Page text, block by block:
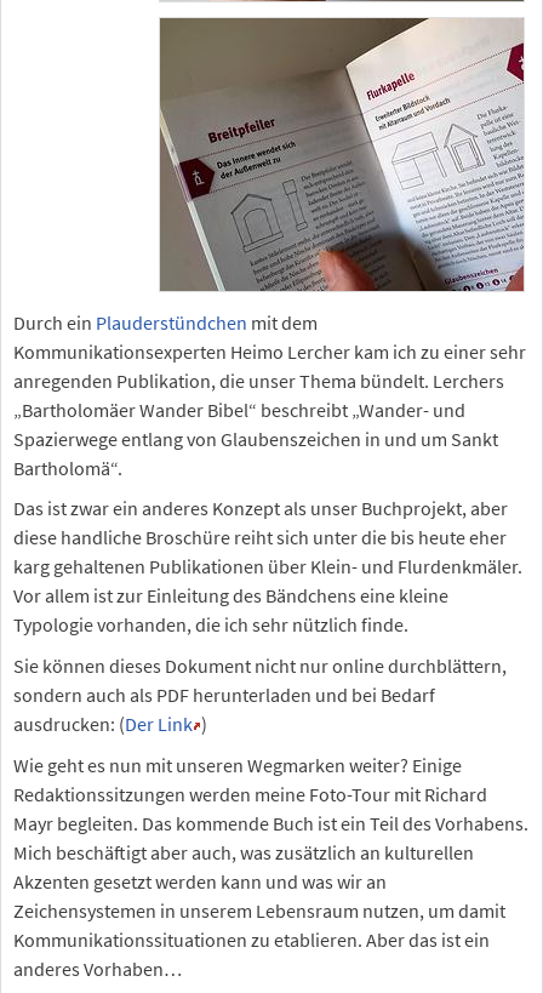
Durch ein Plauderstündchen mit dem
Kommunikationsexperten Heimo Lercher kam ich zu einer sehr
anregenden Publikation, die unser Thema bündelt. Lerchers
„Bartholomäer Wander Bibel“ beschreibt „Wander- und
Spazierwege entlang von Glaubenszeichen in und um Sankt
Bartholomä“.
Das ist zwar ein anderes Konzept als unser Buchprojekt, aber
diese handliche Broschüre reiht sich unter die bis heute eher
karg gehaltenen Publikationen über Klein- und Flurdenkmäler.
Vor allem ist zur Einleitung des Bändchens eine kleine
Typologie vorhanden, die ich sehr nützlich finde.
Sie können dieses Dokument nicht nur online durchblättern,
sondern auch als PDF herunterladen und bei Bedarf
ausdrucken: (Der Link )
Wie geht es nun mit unseren Wegmarken weiter? Einige
Redaktionssitzungen werden meine Foto-Tour mit Richard
Mayr begleiten. Das kommende Buch ist ein Teil des Vorhabens.
Mich beschäftigt aber auch, was zusätzlich an kulturellen
Akzenten gesetzt werden kann und was wir an
Zeichensystemen in unserem Lebensraum nutzen, um damit
Kommunikationssituationen zu etablieren. Aber das ist ein
anderes Vorhaben…